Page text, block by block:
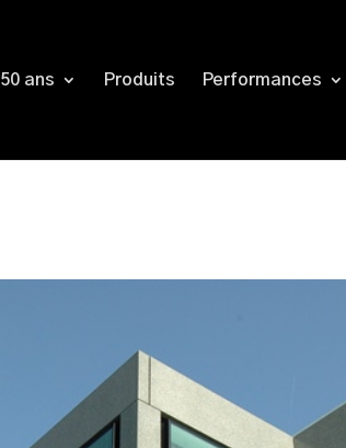
50 ans Produits Performances